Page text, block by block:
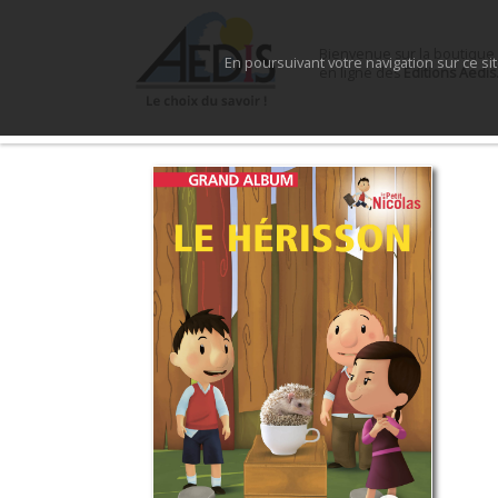
Bienvenue sur la boutique
en ligne desÉditions Aedis.
En poursuivant votre navigation sur ce